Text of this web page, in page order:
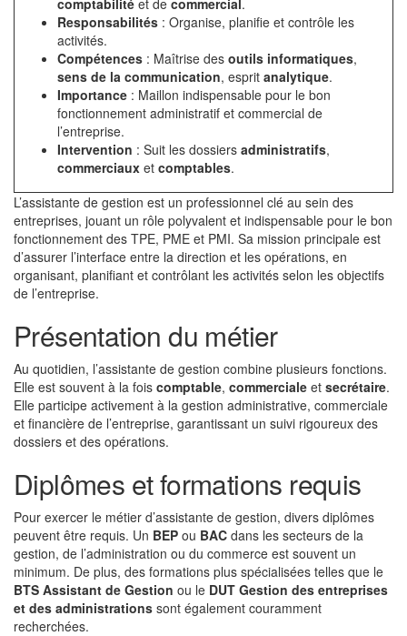
comptabilité et de commercial.
Responsabilités : Organise, planifie et contrôle les
activités.
Compétences : Maîtrise des outils informatiques,
sens de la communication, esprit analytique.
Importance : Maillon indispensable pour le bon
fonctionnement administratif et commercial de
l’entreprise.
Intervention : Suit les dossiers administratifs,
commerciaux et comptables.
L’assistante de gestion est un professionnel clé au sein des
entreprises, jouant un rôle polyvalent et indispensable pour le bon
fonctionnement des TPE, PME et PMI. Sa mission principale est
d’assurer l’interface entre la direction et les opérations, en
organisant, planifiant et contrôlant les activités selon les objectifs
de l’entreprise.
Présentation du métier
Au quotidien, l’assistante de gestion combine plusieurs fonctions.
Elle est souvent à la fois comptable, commerciale et secrétaire.
Elle participe activement à la gestion administrative, commerciale
et financière de l’entreprise, garantissant un suivi rigoureux des
dossiers et des opérations.
Diplômes et formations requis
Pour exercer le métier d’assistante de gestion, divers diplômes
peuvent être requis. Un BEP ou BAC dans les secteurs de la
gestion, de l’administration ou du commerce est souvent un
minimum. De plus, des formations plus spécialisées telles que le
BTS Assistant de Gestion ou le DUT Gestion des entreprises
et des administrations sont également couramment
recherchées.